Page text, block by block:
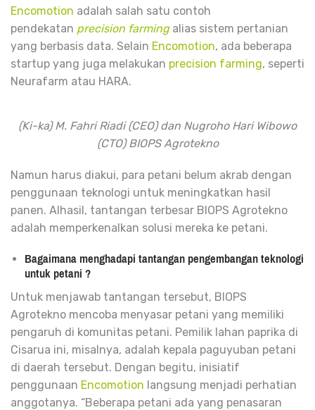
Encomotion adalah salah satu contoh
pendekatan precision farmingalias sistem pertanian
yang berbasis data. Selain Encomotion, ada beberapa
startup yang juga melakukan precision farming, seperti
Neurafarm atau HARA.
(Ki-ka) M. Fahri Riadi (CEO) dan Nugroho Hari Wibowo
(CTO) BIOPS Agrotekno
Namun harus diakui, para petani belum akrab dengan
penggunaan teknologi untuk meningkatkan hasil
panen. Alhasil, tantangan terbesar BIOPS Agrotekno
adalah memperkenalkan solusi mereka ke petani.
Bagaimana menghadapi tantangan pengembangan teknologi
untuk petani ?
Untuk menjawab tantangan tersebut, BIOPS
Agrotekno mencoba menyasar petani yang memiliki
pengaruh di komunitas petani. Pemilik lahan paprika di
Cisarua ini, misalnya, adalah kepala paguyuban petani
di daerah tersebut. Dengan begitu, inisiatif
penggunaan Encomotion langsung menjadi perhatian
anggotanya. “Beberapa petani ada yang penasaran